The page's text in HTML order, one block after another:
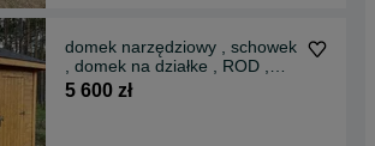
domek narzędziowy , schowek
, domek na działke , ROD ,
domki , domek
5 600 zł